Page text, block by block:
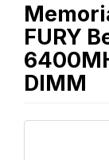
FURY
DIMM